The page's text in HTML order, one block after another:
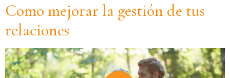
Como mejorar la gestión de tus
relaciones